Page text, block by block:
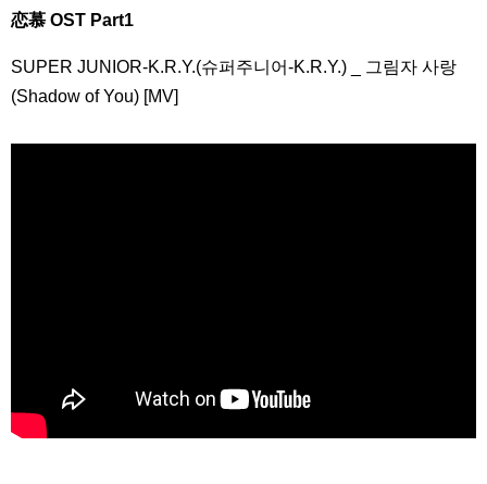
恋慕 OST Part1
SUPER JUNIOR-K.R.Y.(슈퍼주니어-K.R.Y.) _ 그림자 사랑
(Shadow of You) [MV]